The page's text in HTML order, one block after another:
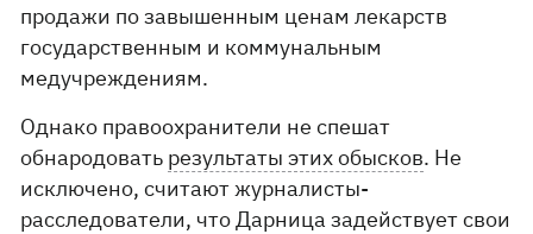
продажи по завышенным ценам лекарств
государственным и коммунальным
медучреждениям.
Однако правоохранители не спешат
обнародовать результаты этих обысков. Не
исключено, считают журналисты-
расследователи, что Дарница задействует свои